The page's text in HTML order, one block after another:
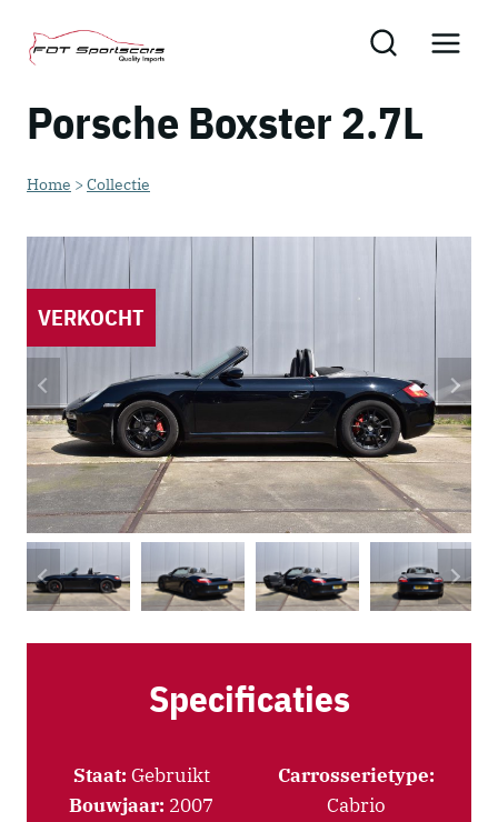
Porsche Boxster 2.7L
Home > Collectie
VERKOCHT
Specificaties
Staat: Gebruikt
Bouwjaar: 2007
Carrosserietype:
Cabrio